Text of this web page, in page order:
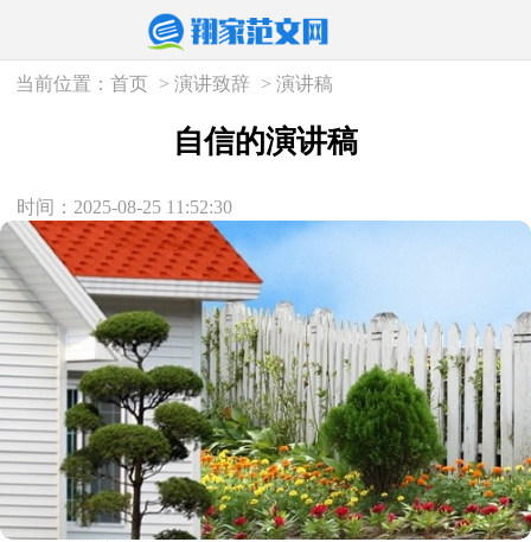
当前位置：首页 >演讲致辞 >演讲稿
自信的演讲稿
时间：2025-08-25 11:52:30